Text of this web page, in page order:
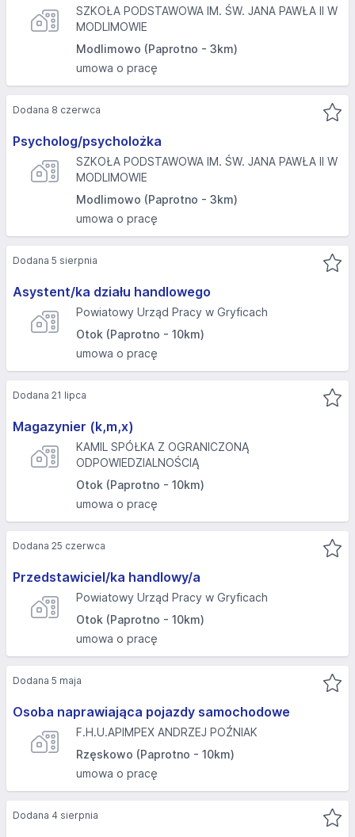
SZKOŁA PODSTAWOWA IM. ŚW. JANA PAWŁA II W
MODLIMOWIE
Modlimowo (Paprotno - 3km)
umowa o pracę
Psycholog/psycholożka
SZKOŁA PODSTAWOWA IM. ŚW. JANA PAWŁA II W
MODLIMOWIE
Modlimowo (Paprotno - 3km)
umowa o pracę
Dodana 8 czerwca
Asystent/ka działu handlowego
Powiatowy Urząd Pracy w Gryficach
Otok (Paprotno - 10km)
umowa o pracę
Dodana 5 sierpnia
Magazynier (k,m,x)
KAMIL SPÓŁKA Z OGRANICZONĄ
ODPOWIEDZIALNOŚCIĄ
Otok (Paprotno - 10km)
umowa o pracę
Dodana 21 lipca
Przedstawiciel/ka handlowy/a
Powiatowy Urząd Pracy w Gryficach
Otok (Paprotno - 10km)
umowa o pracę
Dodana 25 czerwca
Osoba naprawiająca pojazdy samochodowe
F.H.U.APIMPEX ANDRZEJ POŹNIAK
Rzęskowo (Paprotno - 10km)
umowa o pracę
Dodana 5 maja
Dodana 4 sierpnia